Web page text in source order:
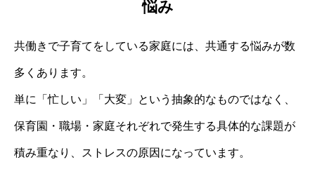
悩み
共働きで子育てをしている家庭には、共通する悩みが数
多くあります。
単に「忙しい」「大変」という抽象的なものではなく、
保育園・職場・家庭それぞれで発生する具体的な課題が
積み重なり、ストレスの原因になっています。